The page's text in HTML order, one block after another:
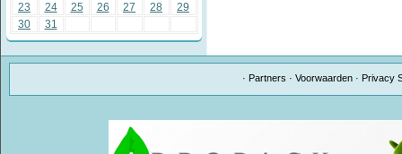
23
24 25 26 27 28
29
30
31
· Partners ·Voorwaarden · Privacy